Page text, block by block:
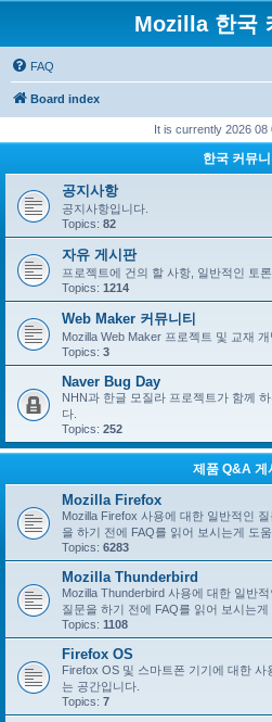
Mozilla 한국
FAQ
Board index
It is currently 2026 08
한국 커뮤니
공지사항
공지사항입니다.
Topics: 82
자유 게시판
프로젝트에 건의 할 사항, 일반적인 토
Topics: 1214
Web Maker 커뮤니티
Mozilla Web Maker 프로젝트 및 교재
Topics: 3
Naver Bug Day
NHN과 한글 모질라 프로젝트가 함께
다.
Topics: 252
제품 Q&A 게
Mozilla Firefox
Mozilla Firefox 사용에 대한 일반적인
을 하기 전에 FAQ를 읽어 보시는게 도
Topics: 6283
Mozilla Thunderbird
Mozilla Thunderbird 사용에 대한 일반
질문을 하기 전에 FAQ를 읽어 보시는게
Topics: 1108
Firefox OS
Firefox OS 및 스마트폰 기기에 대한
는 공간입니다.
Topics: 7